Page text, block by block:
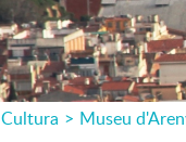
Cultura > Museu